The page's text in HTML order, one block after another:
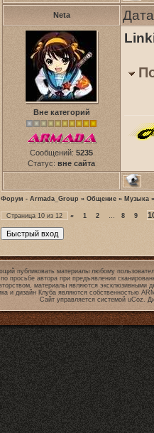
Neta
Вне категорий
Сообщений: 5235
Статус: вне сайта
Форум - Armada_Group » Общение » Музыка »
Страница 10 из 12 « 1 2 … 8 9
публиковать материалы любому
просьбе автора при предъявлении
материалы являются эксклюзивными
и дизайн Клуба являются собственностью
Сайт управляется системой uCoz.